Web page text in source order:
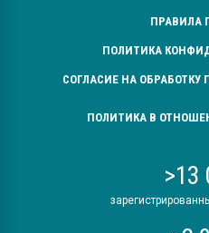
ПРАВИЛА
ПОЛИТИКА
СОГЛАСИЕ НА
ПОЛИТИКА В
>13